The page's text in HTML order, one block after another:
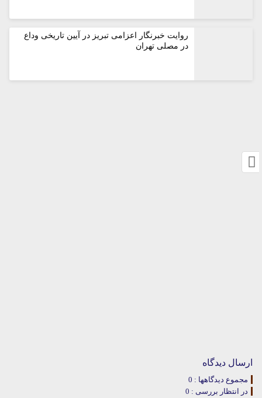
روایت خبرنگار اعزامی تبریز در آیین تاریخی وداع
در مصلی تهران
ارسال دیدگاه
مجموع دیدگاهها : 0
در انتظار بررسی : 0